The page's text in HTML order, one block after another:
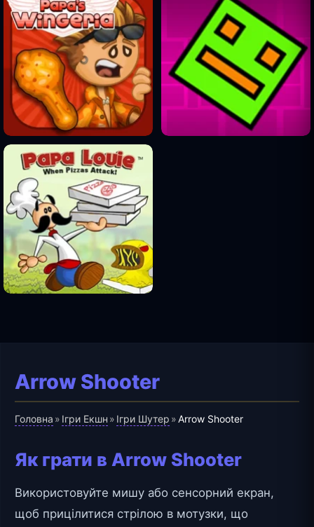
Arrow Shooter
Головна » Ігри Екшн » Ігри Шутер »Arrow Shooter
Як грати в Arrow Shooter
Використовуйте мишу або сенсорний екран,
щоб прицілитися стрілою в мотузки, що